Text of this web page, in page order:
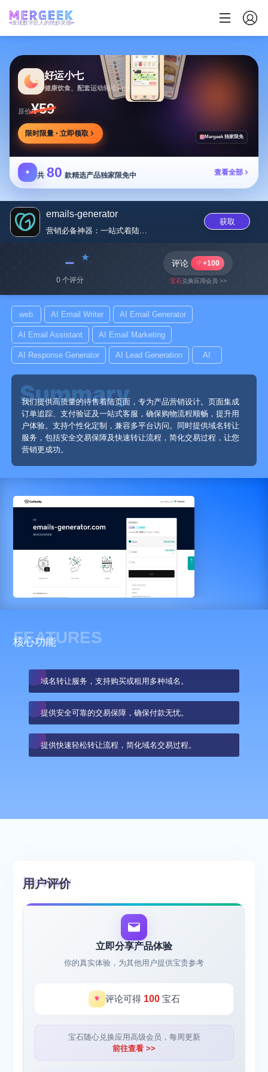
发现数字匠人的绝妙灵感
好运小七
健康饮食、配套运动轻松相伴
原价¥59
限时限量 · 立即领取 Mergeek 独家限免
✦ 共 80 款精选产品独家限免中 查看全部
emails-generator
营销必备神器：一站式着陆页，高...
获取
﹣
0 个评分
评论 +100
宝石兑换应用会员 >>
web AI Email Writer AI Email Generator
AI Email Assistant AI Email Marketing
AI Response Generator AI Lead Generation AI
我们提供高质量的待售着陆页面，专为产品营销设计。页面集成
订单追踪、支付验证及一站式客服，确保购物流程顺畅，提升用
户体验。支持个性化定制，兼容多平台访问。同时提供域名转让
服务，包括安全交易保障及快速转让流程，简化交易过程，让您
营销更成功。
FEATURES
核心功能
域名转让服务，支持购买或租用多种域名。
提供安全可靠的交易保障，确保付款无忧。
提供快速轻松转让流程，简化域名交易过程。
用户评价
立即分享产品体验
你的真实体验，为其他用户提供宝贵参考
评论可得 100宝石
宝石随心兑换应用高级会员，每周更新
前往查看 >>